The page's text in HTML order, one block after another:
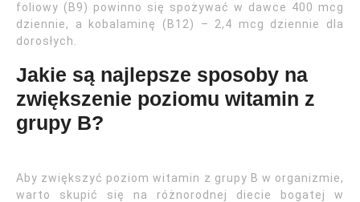
foliowy (B9) powinno się spożywać w dawce 400 mcg
dziennie, a kobalaminę (B12) – 2,4 mcg dziennie dla
dorosłych.
Jakie są najlepsze sposoby na
zwiększenie poziomu witamin z
grupy B?
Aby zwiększyć poziom witamin z grupy B w organizmie,
warto skupić się na różnorodnej diecie bogatej w